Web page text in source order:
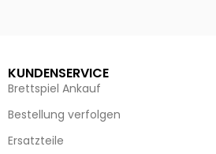
KUNDENSERVICE
Brettspiel Ankauf
Bestellung verfolgen
Ersatzteile